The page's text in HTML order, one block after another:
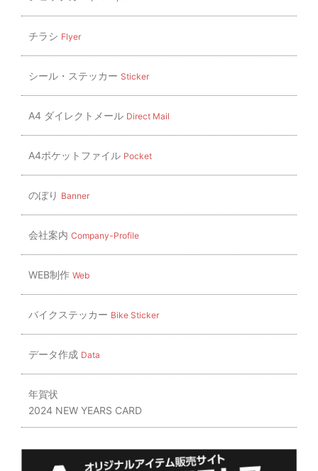
チラシ Flyer
シール・ステッカー Sticker
A4 ダイレクトメール Direct Mail
A4ポケットファイル Pocket
のぼり Banner
会社案内 Company-Profile
WEB制作 Web
バイクステッカー Bike Sticker
データ作成 Data
年賀状
2024 NEW YEARS CARD